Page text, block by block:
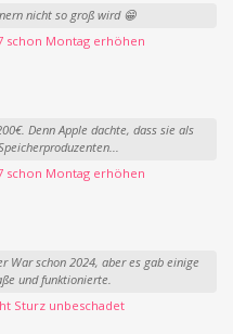
nicht so groß wird 😁
schon Montag erhöhen
Denn Apple dachte, dass sie als
schon Montag erhöhen
War schon 2024, aber es gab einige
und funktionierte.
Sturz unbeschadet